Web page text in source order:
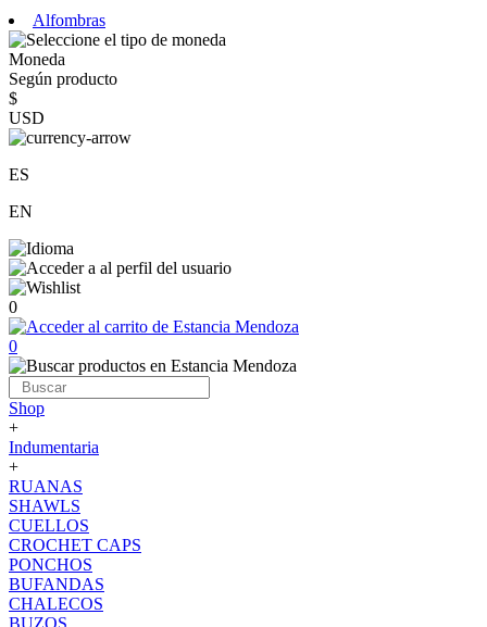
Alfombras
Moneda
Según producto
$
USD
ES
EN
0
0
Shop
+
Indumentaria
+
RUANAS
SHAWLS
CUELLOS
CROCHET CAPS
PONCHOS
BUFANDAS
CHALECOS
BUZOS